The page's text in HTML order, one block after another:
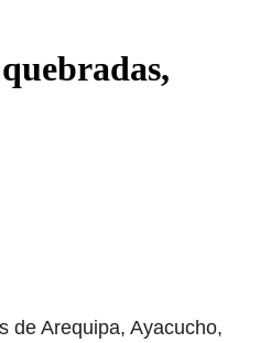
de Arequipa, Ayacucho,